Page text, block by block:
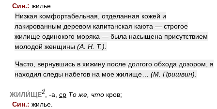
Син.: жилье.
Низкая комфортабельная, отделанная кожей и
лакированным деревом капитанская каюта — строгое
жилище одинокого моряка — была насыщена присутствием
молодой женщины (А. Н. Т.)
Часто, вернувшись в хижину после долгого обхода дозором, я
находил следы набегов на мое жилище… (М. Пришвин)
ЖИЛИ́ЩЕ2́ , -а, ср То же, что кров;
Син.: жилье.